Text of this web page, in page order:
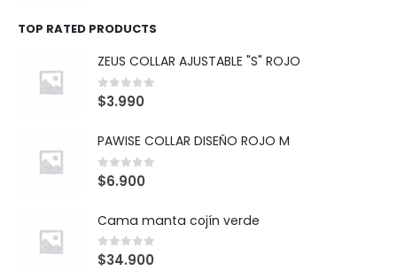
TOP RATED PRODUCTS
ZEUS COLLAR AJUSTABLE "S" ROJO
0out of 5
$3.990
PAWISE COLLAR DISEÑO ROJO M
0out of 5
$6.900
Cama manta cojín verde
0out of 5
$34.900